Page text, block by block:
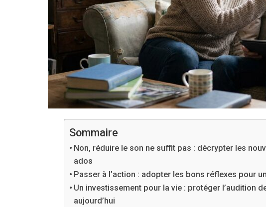
Sommaire
Non, réduire le son ne suffit pas : décrypter les
ados
Passer à l’action : adopter les bons réflexes pour
Un investissement pour la vie : protéger l’audition
aujourd’hui